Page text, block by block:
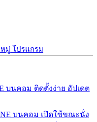
มู่ โปรแกรม
บนคอม ติดตั้งง่าย อัปเดต
บนคอม เปิดใช้ขณะนั่ง